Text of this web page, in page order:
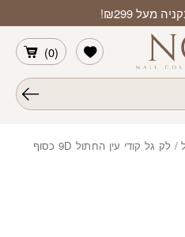
מעל ₪299!
(
0
)
הרשימה שלי
/ לק גל קודי עין החתול 9D כסוף